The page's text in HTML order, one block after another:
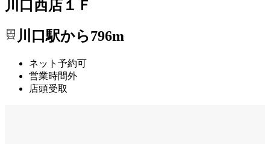
川口西店１Ｆ
川口駅から796m
ネット予約可
営業時間外
店頭受取